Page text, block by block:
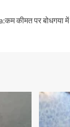
कीमत पर बोधगया में